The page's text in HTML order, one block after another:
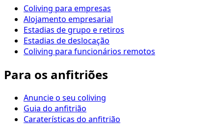
Coliving para empresas
Alojamento empresarial
Estadias de grupo e retiros
Estadias de deslocação
Coliving para funcionários remotos
Para os anfitriões
Anuncie o seu coliving
Guia do anfitrião
Caraterísticas do anfitrião